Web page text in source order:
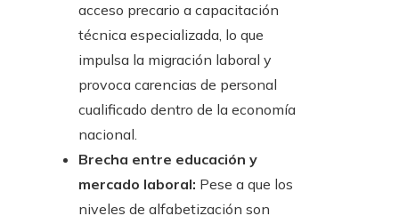
acceso precario a capacitación
técnica especializada, lo que
impulsa la migración laboral y
provoca carencias de personal
cualificado dentro de la economía
nacional.
Brecha entre educación y
mercado laboral: Pese a que los
niveles de alfabetización son